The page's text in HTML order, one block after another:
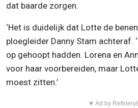
dat baarde zorgen.
‘Het is duidelijk dat Lotte de
ploegleider Danny Stam achteraf.
op gehoopt hadden. Lorena en
voor haar voorbereiden, maar
moest zitten.’
▼ Ad by